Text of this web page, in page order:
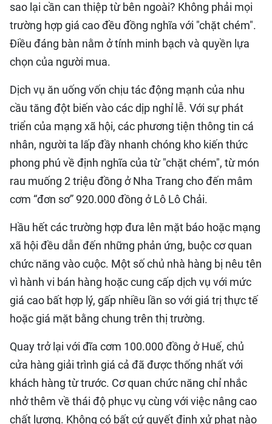
THỂ THAO
DU LỊCH
NHÂN DÂN ĐIỆN TỬ
NHÂN DÂN HẰNG THÁNG
NHÂN DÂN CUỐI TUẦN
sao lại cần can thiệp từ bên ngoài? Không phải mọi
trường hợp giá cao đều đồng nghĩa với "chặt chém".
Điều đáng bàn nằm ở tính minh bạch và quyền lựa
chọn của người mua.
Dịch vụ ăn uống vốn chịu tác động mạnh của nhu
cầu tăng đột biến vào các dịp nghỉ lễ. Với sự phát
triển của mạng xã hội, các phương tiện thông tin cá
nhân, người ta lấp đầy nhanh chóng kho kiến thức
phong phú về định nghĩa của từ "chặt chém", từ món
rau muống 2 triệu đồng ở Nha Trang cho đến mâm
cơm “đơn sơ” 920.000 đồng ở Lô Lô Chải.
Hầu hết các trường hợp đưa lên mặt báo hoặc mạng
xã hội đều dẫn đến những phản ứng, buộc cơ quan
chức năng vào cuộc. Một số chủ nhà hàng bị nêu tên
vì hành vi bán hàng hoặc cung cấp dịch vụ với mức
giá cao bất hợp lý, gấp nhiều lần so với giá trị thực tế
hoặc giá mặt bằng chung trên thị trường.
Quay trở lại với đĩa cơm 100.000 đồng ở Huế, chủ
cửa hàng giải trình giá cả đã được thống nhất với
khách hàng từ trước. Cơ quan chức năng chỉ nhắc
nhở thêm về thái độ phục vụ cùng với việc nâng cao
chất lượng. Không có bất cứ quyết định xử phạt nào